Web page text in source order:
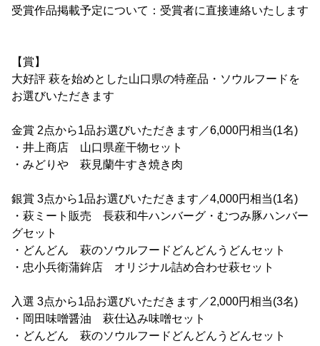
受賞作品掲載予定について：受賞者に直接連絡いたします
【賞】
大好評 萩を始めとした山口県の特産品・ソウルフードを
お選びいただきます
金賞 2点から1品お選びいただきます／6,000円相当(1名)
・井上商店 山口県産干物セット
・みどりや 萩見蘭牛すき焼き肉
銀賞 3点から1品お選びいただきます／4,000円相当(1名)
・萩ミート販売 長萩和牛ハンバーグ・むつみ豚ハンバー
グセット
・どんどん 萩のソウルフードどんどんうどんセット
・忠小兵衛蒲鉾店 オリジナル詰め合わせ萩セット
入選 3点から1品お選びいただきます／2,000円相当(3名)
・岡田味噌醤油 萩仕込み味噌セット
・どんどん 萩のソウルフードどんどんうどんセット